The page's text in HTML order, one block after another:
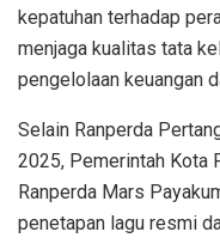
kepatuhan terhadap
menjaga kualitas tata
pengelolaan keuangan
Selain Ranperda
2025, Pemerintah Kota
Ranperda Mars
penetapan lagu resmi